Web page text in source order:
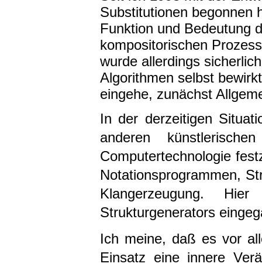
Substitutionen begonnen
Funktion und Bedeutung
kompositorischen
wurde allerdings
Algorithmen selbst
eingehe, zunächst
In der derzeitigen
anderen
Computertechnologie
Notationsprogrammen,
Klangerzeugung.
Strukturgenerators
Ich meine, daß es vor
Einsatz eine innere